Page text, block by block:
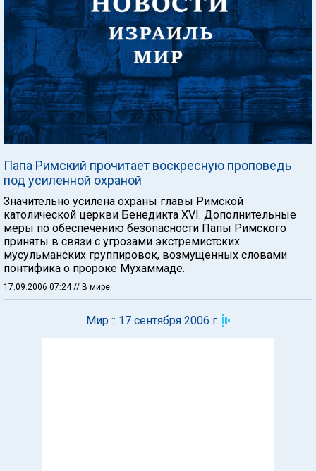
Папа Римский прочитает воскресную проповедь
под усиленной охраной
Значительно усилена охраны главы Римской
католической церкви Бенедикта XVI. Дополнительные
меры по обеспечению безопасности Папы Римского
приняты в связи с угрозами экстремистских
мусульманских группировок, возмущенных словами
понтифика о пророке Мухаммаде.
17.09.2006 07:24// В мире
Мир :: 17 сентября 2006 г.